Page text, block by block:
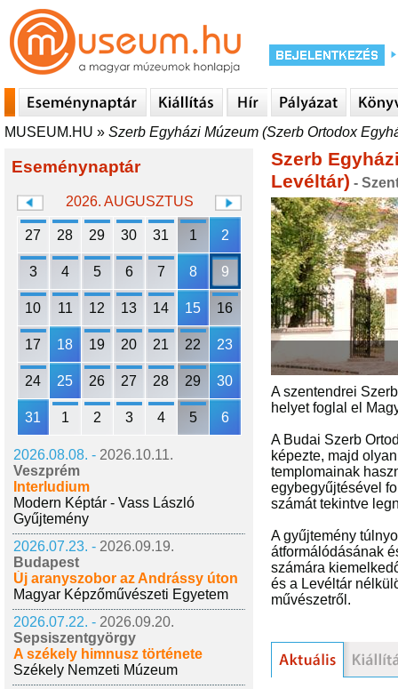
MUSEUM.HU » Szerb Egyházi Múzeum (Szerb Ortodox
Eseménynaptár
2026. AUGUSZTUS
27 28 29 30 31 1 2
3 4 5 6 7 8 9
10 11 12 13 14 15 16
17 18 19 20 21 22 23
24 25 26 27 28 29 30
31 1 2 3 4 5 6
2026.08.08. - 2026.10.11.
Veszprém
Interludium
Modern Képtár - Vass László
Gyűjtemény
2026.07.23. - 2026.09.19.
Budapest
Új aranyszobor az Andrássy úton
Magyar Képzőművészeti Egyetem
2026.07.22. - 2026.09.20.
Sepsiszentgyörgy
A székely himnusz története
Székely Nemzeti Múzeum
Szerb
Levéltár) -
A szentendrei
helyet foglal el
A Budai Szerb
képezte, majd
templomainak
egybegyűjtésével
számát tekintve
A gyűjtemény
átformálódásának
számára
és a Levéltár
művészetről.